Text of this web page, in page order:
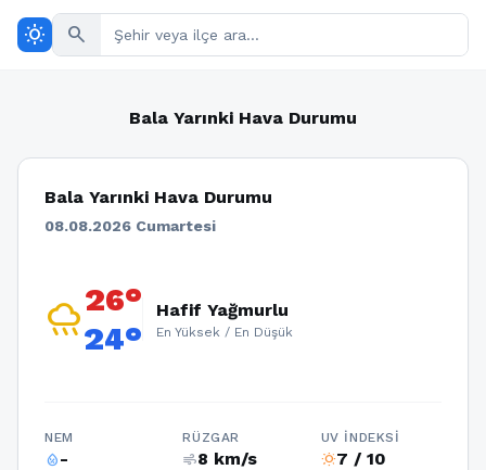
wb_sunny search
Bala Yarınki Hava Durumu
Bala Yarınki Hava Durumu
08.08.2026 Cumartesi
rainy26°
24°
Hafif Yağmurlu
En Yüksek / En Düşük
NEM
humidity_percentage-
RÜZGAR
air8 km/s
UV İNDEKSI
wb_sunny7 / 10